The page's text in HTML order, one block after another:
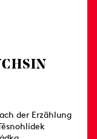
der Erzählung